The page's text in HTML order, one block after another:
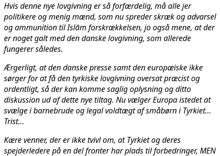
Hvis denne nye lovgivning er så forfærdelig, må alle jer
politikere og menig mænd, som nu spreder skræk og advarsel
og ammunition til Islām forskrækkelsen, jo også mene, at der
er noget galt med den danske lovgivning, som allerede
fungerer således.
Ærgerligt, at den danske presse samt den europæiske ikke
sørger for at få den tyrkiske lovgivning oversat præcist og
ordentligt, så der kan komme saglig oplysning og ditto
diskussion ud af dette nye tiltag. Nu vælger Europa istedet at
svælge i barnebrude og legal voldtægt af småbørn i Tyrkiet…
Trist…
Kære venner, der er ikke tvivl om, at Tyrkiet og deres
spejderledere på en del fronter har plads til forbedringer, MEN